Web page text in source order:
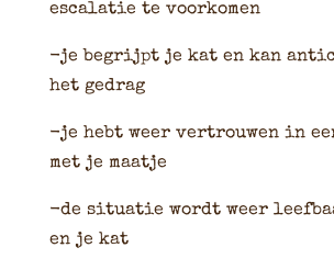
escalatie te voorkomen
-je begrijpt je kat en kan
het gedrag
-je hebt weer vertrouwen in
met je maatje
-de situatie wordt weer
en je kat